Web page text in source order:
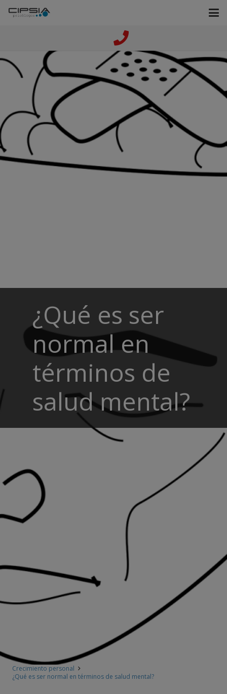
¿Qué es ser
normal en
términos de
salud mental?
Crecimiento personal
¿Qué es ser normal en términos de salud mental?